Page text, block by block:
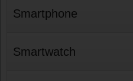
Smartphone
Smartwatch